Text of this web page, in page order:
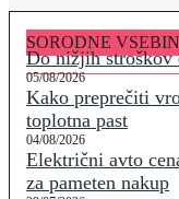
SORODNE
Do nižjih stroškov
05/08/2026
Kako preprečiti
toplotna past
04/08/2026
Električni avto
za pameten nakup